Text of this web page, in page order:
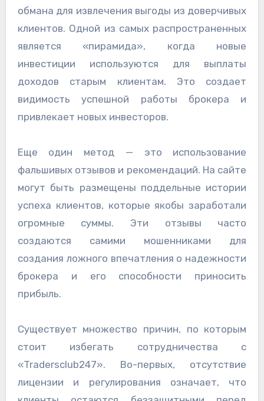
обмана для извлечения выгоды из доверчивых
клиентов. Одной из самых распространенных
является «пирамида», когда новые
инвестиции используются для выплаты
доходов старым клиентам. Это создает
видимость успешной работы брокера и
привлекает новых инвесторов.
Еще один метод — это использование
фальшивых отзывов и рекомендаций. На сайте
могут быть размещены поддельные истории
успеха клиентов, которые якобы заработали
огромные суммы. Эти отзывы часто
создаются самими мошенниками для
создания ложного впечатления о надежности
брокера и его способности приносить
прибыль.
Существует множество причин, по которым
стоит избегать сотрудничества с
«Tradersclub247». Во-первых, отсутствие
лицензии и регулирования означает, что